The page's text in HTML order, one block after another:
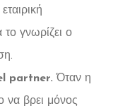
γνωρίζει ο
partner. Όταν η
να βρει μόνος